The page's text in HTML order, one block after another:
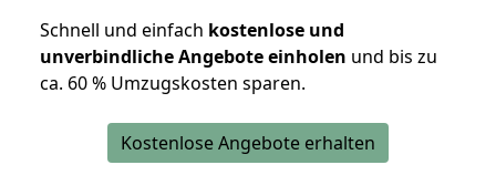
Schnell und einfach kostenlose und
unverbindliche Angebote einholen und bis zu
ca. 60 % Umzugskosten sparen.
Kostenlose Angebote erhalten